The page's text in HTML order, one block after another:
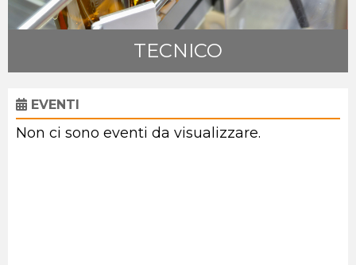
TECNICO
EVENTI
Non ci sono eventi da visualizzare.